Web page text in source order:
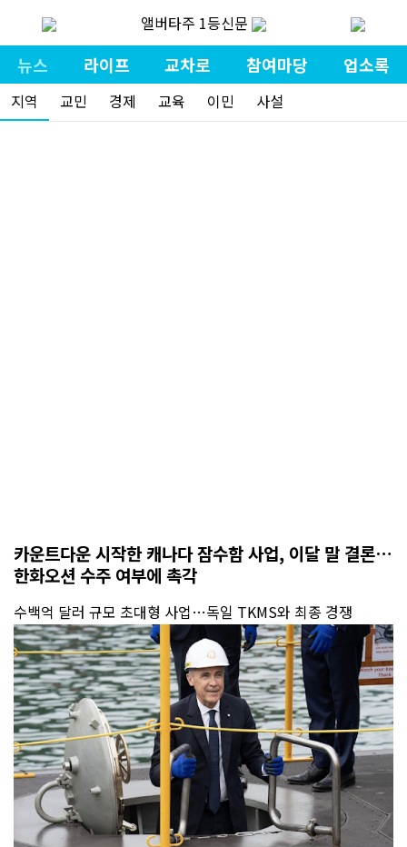
앨버타주 1등신문
뉴스 라이프 교차로 참여마당 업소록
지역 교민 경제 교육 이민 사설
카운트다운 시작한 캐나다 잠수함 사업, 이달 말 결론…
한화오션 수주 여부에 촉각
수백억 달러 규모 초대형 사업…독일 TKMS와 최종 경쟁